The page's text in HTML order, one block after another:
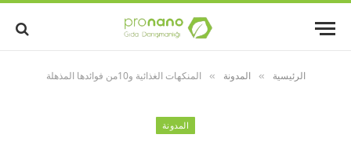
الرئيسية » المدونة » المنكهات الغذائية و10من فوائدها المذهلة
المدونة